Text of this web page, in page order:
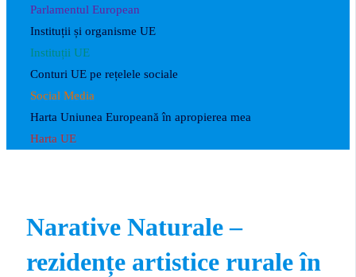
Parlamentul European
Instituții și organisme UE
Instituții UE
Conturi UE pe rețelele sociale
Social Media
Harta Uniunea Europeană în apropierea mea
Harta UE
Narative Naturale –
rezidențe artistice rurale în